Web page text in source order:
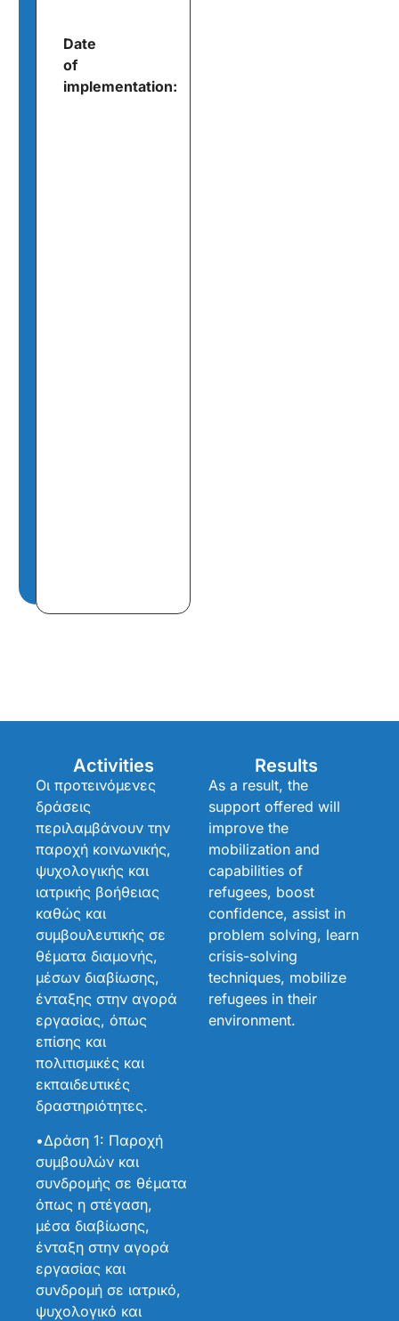
Date
of
implementation:
Activities
Οι προτεινόμενες
δράσεις
περιλαμβάνουν την
παροχή κοινωνικής,
ψυχολογικής και
ιατρικής βοήθειας
καθώς και
συμβουλευτικής σε
θέματα διαμονής,
μέσων διαβίωσης,
ένταξης στην αγορά
εργασίας, όπως
επίσης και
πολιτισμικές και
εκπαιδευτικές
δραστηριότητες.
•Δράση 1: Παροχή
συμβουλών και
συνδρομής σε θέματα
όπως η στέγαση,
μέσα διαβίωσης,
ένταξη στην αγορά
εργασίας και
συνδρομή σε ιατρικό,
ψυχολογικό και
Results
As a result, the
support offered will
improve the
mobilization and
capabilities of
refugees, boost
confidence, assist in
problem solving, learn
crisis-solving
techniques, mobilize
refugees in their
environment.